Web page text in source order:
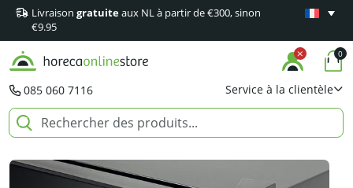
Livraison gratuiteaux NL à partir de €300, sinon
€9.95
Garantie
085 060 7116 Service à la clientèle
0